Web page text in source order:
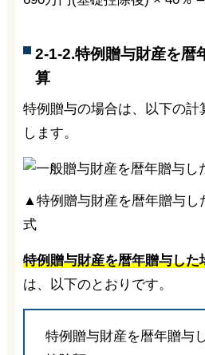
2-1-2.特例贈与財産を暦
算
特例贈与の場合は、以下の計
します。
▲特例贈与財産を暦年贈与し
式
特例贈与財産を暦年贈与した
は、以下のとおりです。
特例贈与財産を暦年贈与